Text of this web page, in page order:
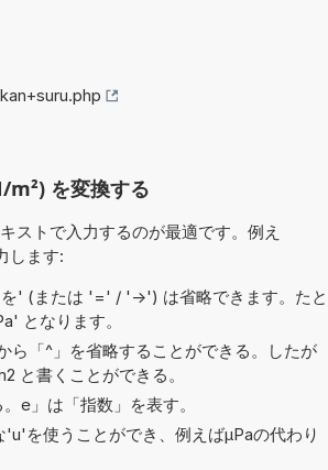
m²) を変換する
ストで入力するのが最適です。例え
します:
' (または '=' / '->') は省略できます。たと
となります。
ら「^」を省略することができる。したが
と書くことができる。
e」は「指数」を表す。
を使うことができ、例えばµPaの代わり